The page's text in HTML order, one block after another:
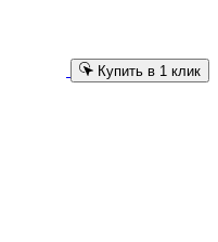
Купить в 1 клик